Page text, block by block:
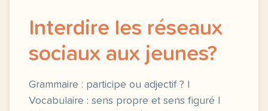
Interdire les réseaux
sociaux aux jeunes?
Grammaire : participe ou adjectif ? |
Vocabulaire : sens propre et sens figuré |